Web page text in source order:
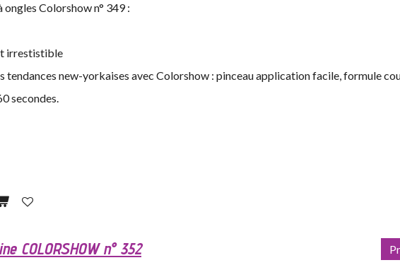
Colorshow n° 349 :
irrestistible
tendances new-yorkaises avec Colorshow : pinceau application facile, formule
secondes.
COLORSHOW n° 352